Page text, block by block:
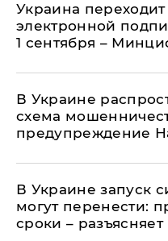
Украина
электронной
1 сентября –
В Украине
схема
предупреждение
В Украине запуск
могут перенести:
сроки –